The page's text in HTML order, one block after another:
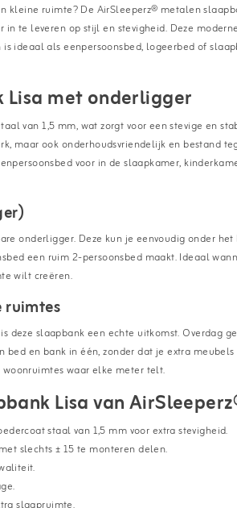
kleine ruimte? De AirSleeperz® metalen
te leveren op stijl en stevigheid. Deze
ideaal als eenpersoonsbed, logeerbed of
met onderligger
van 1,5 mm, wat zorgt voor een stevige en
maar ook onderhoudsvriendelijk en bestand
voor in de slaapkamer,
onderligger. Deze kun je eenvoudig onder het
een ruim 2-persoonsbed maakt. Ideaal
wilt creëren.
ruimtes
deze slaapbank een echte uitkomst. Overdag
en bank in één, zonder dat je extra
waar elke meter telt.
Lisa van
staal van 1,5 mm voor extra stevigheid.
slechts ± 15 te monteren delen.